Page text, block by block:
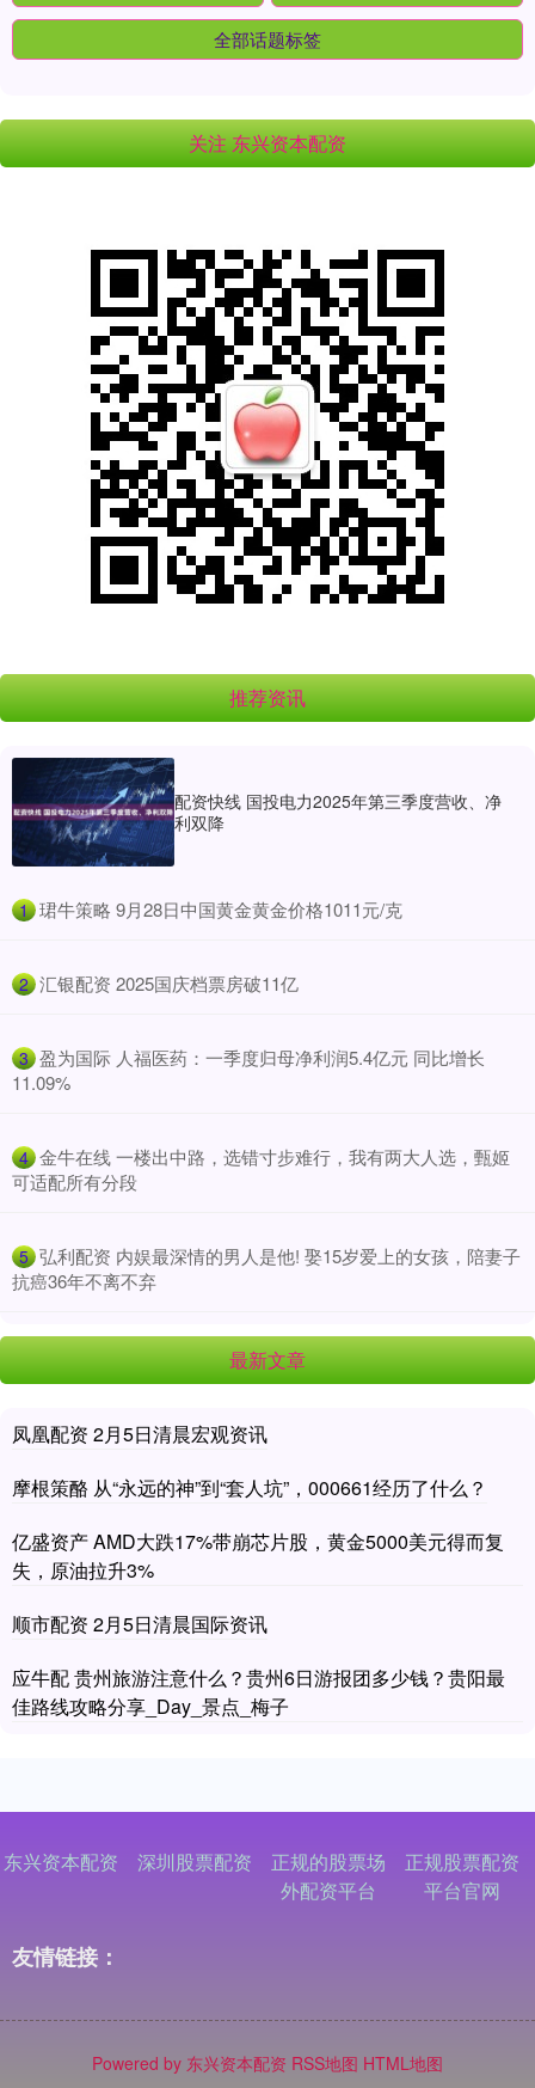
全部话题标签
关注 东兴资本配资
推荐资讯
配资快线 国投电力2025年第三季度营收、净
利双降
1 ​珺牛策略 9月28日中国黄金黄金价格1011元/克
2 ​汇银配资 2025国庆档票房破11亿
3 ​盈为国际 人福医药：一季度归母净利润5.4亿元 同比增长
11.09%
4 ​金牛在线 一楼出中路，选错寸步难行，我有两大人选，甄姬
可适配所有分段
5 ​弘利配资 内娱最深情的男人是他! 娶15岁爱上的女孩，陪妻子
抗癌36年不离不弃
最新文章
凤凰配资 2月5日清晨宏观资讯
摩根策酪 从“永远的神”到“套人坑”，000661经历了什么？
亿盛资产 AMD大跌17%带崩芯片股，黄金5000美元得而复
失，原油拉升3%
顺市配资 2月5日清晨国际资讯
应牛配 贵州旅游注意什么？贵州6日游报团多少钱？贵阳最
佳路线攻略分享_Day_景点_梅子
东兴资本配资 深圳股票配资
正规的股票场
外配资平台
正规股票配资
平台官网
友情链接：
Powered by 东兴资本配资 RSS地图 HTML地图